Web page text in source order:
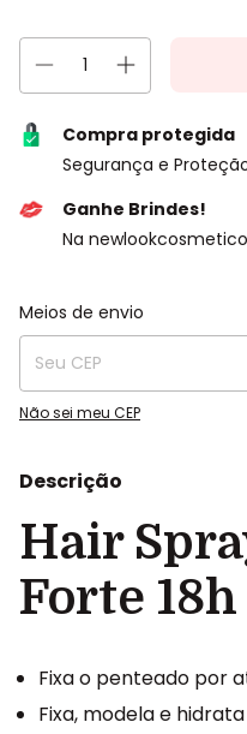
Compra protegida
Segurança e
Ganhe Brindes!
Na
Entregas para o CEP:
Meios de envio
Não sei meu CEP
Descrição
Hair
Forte 18h
Fixa o penteado por
Fixa, modela e hidrata